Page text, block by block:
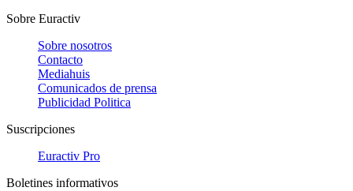
Sobre Euractiv
Sobre nosotros
Contacto
Mediahuis
Comunicados de prensa
Publicidad Politica
Suscripciones
Euractiv Pro
Boletines informativos